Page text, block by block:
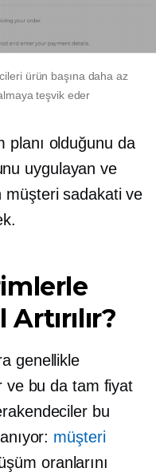
ürün başına daha az
teşvik eder
planı olduğunu da
uygulayan ve
müşteri sadakati ve
genellikle
ve bu da tam fiyat
bu
müşteri
oranlarını